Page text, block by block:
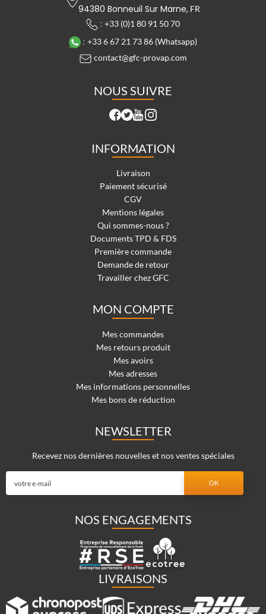
94380 Bonneuil Sur Marne,FR
: +33 (0)1 80 91 50 70
: +33 6 67 21 73 86 (Whatsapp)
contact@gfc-provap.com
NOUS SUIVRE
INFORMATION
Livraison
Paiement sécurisé
CGV
Mentions légales
Qui sommes-nous ?
Documents TPD & FDS
Première commande
Demande de retour
Travailler chez GFC
MON COMPTE
Mes commandes
Mes retours produit
Mes avoirs
Mes adresses
Mes informations personnelles
Mes bons de réduction
NEWSLETTER
Recevez nos dernières nouvelles et nos ventes spéciales
NOS ENGAGEMENTS
LIVRAISONS